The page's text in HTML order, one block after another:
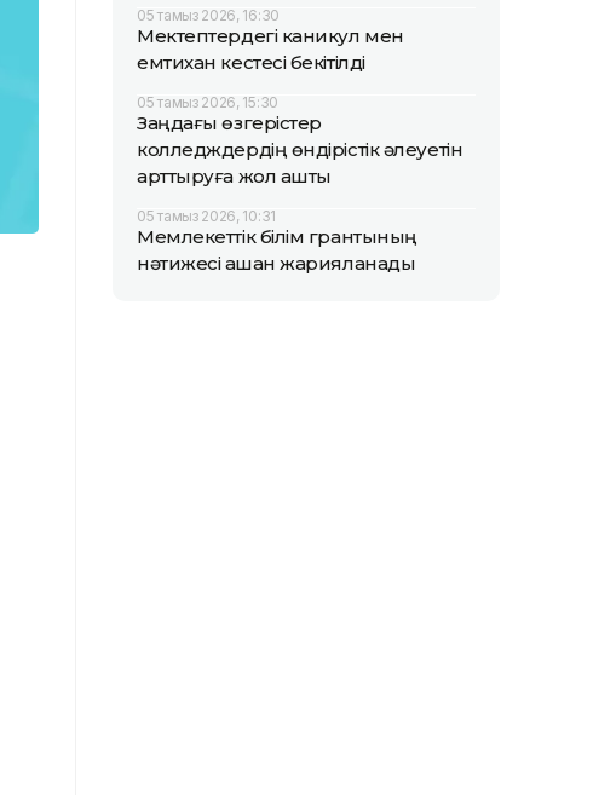
05 тамыз 2026, 16:30
Мектептердегі каникул мен
емтихан кестесі бекітілді
05 тамыз 2026, 15:30
Заңдағы өзгерістер
колледждердің өндірістік әлеуетін
арттыруға жол ашты
05 тамыз 2026, 10:31
Мемлекеттік білім грантының
нәтижесі қашан жарияланады